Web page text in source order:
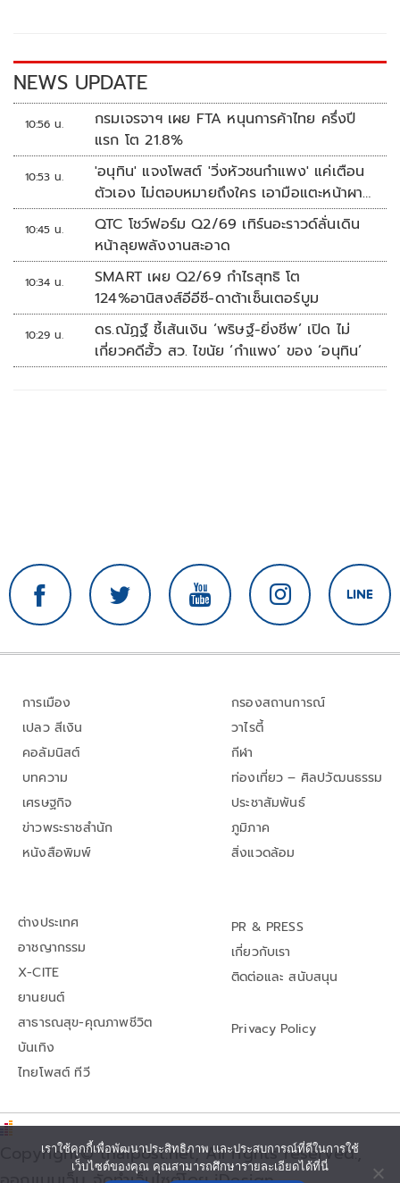
k k
NEWS UPDATE
10:56 น.
กรมเจรจาฯ เผย FTA หนุนการค้าไทย ครึ่งปี
แรก โต 21.8%
10:53 น.
'อนุทิน' แจงโพสต์ 'วิ่งหัวชนกำแพง' แค่เตือน
ตัวเอง ไม่ตอบหมายถึงใคร เอามือแตะหน้าผา
กบอก 'หัวโน'
10:45 น.
QTC โชว์ฟอร์ม Q2/69 เทิร์นอะราวด์ลั่นเดิน
หน้าลุยพลังงานสะอาด
10:34 น.
SMART เผย Q2/69 กำไรสุทธิ โต
124%อานิสงส์อีอีซี-ดาต้าเซ็นเตอร์บูม
10:29 น.
ดร.ณัฏฐ์ ชี้เส้นเงิน ‘พริษฐ์-ยิ่งชีพ’ เปิด ไม่
เกี่ยวคดีฮั้ว สว. ไขนัย ‘กำแพง’ ของ ‘อนุทิน’
การเมือง
เปลว สีเงิน
คอลัมนิสต์
บทความ
เศรษฐกิจ
ข่าวพระราชสำนัก
หนังสือพิมพ์
กรองสถานการณ์
วาไรตี้
กีฬา
ท่องเที่ยว – ศิลปวัฒนธรรม
ประชาสัมพันธ์
ภูมิภาค
สิ่งแวดล้อม
ต่างประเทศ
อาชญากรรม
X-CITE
ยานยนต์
สาธารณสุข-คุณภาพชีวิต
บันเทิง
ไทยโพสต์ ทีวี
PR & PRESS
เกี่ยวกับเรา
ติดต่อและ สนับสนุน
Privacy Policy
Copyright© thaipost.net, All rights reserved.,
เราใช้คุกกี้เพื่อพัฒนาประสิทธิภาพ และประสบการณ์ที่ดีในการใช้
เว็บไซต์ของคุณ คุณสามารถศึกษารายละเอียดได้ที่นี่